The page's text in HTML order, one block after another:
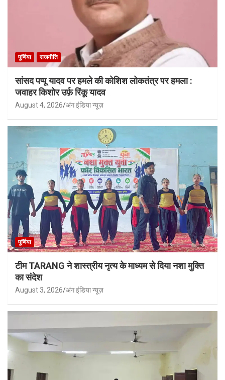
पूर्णिया राजनीति
सांसद पप्पू यादव पर हमले की कोशिश लोकतंत्र पर हमला :
जवाहर किशोर उर्फ़ रिंकू यादव
August 4, 2026 अंग इंडिया न्यूज़
पूर्णिया
टीम TARANG ने शास्त्रीय नृत्य के माध्यम से दिया नशा मुक्ति
का संदेश
August 3, 2026 अंग इंडिया न्यूज़